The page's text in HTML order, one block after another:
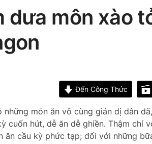
dưa môn xào
Đến Công Thức
món ăn vô cùng giản dị dân
cuốn hút, dễ ăn dễ ghiền. Thậm chí
ăn cầu kỳ phức tạp; đối với những